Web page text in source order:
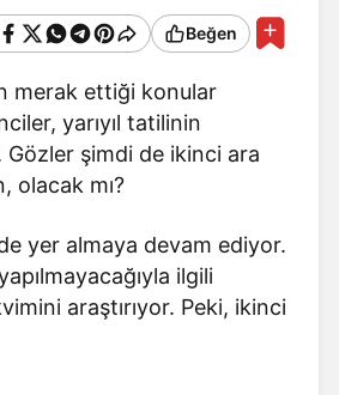
Beğen
merak ettiği konular
yarıyıl tatilinin
Gözler şimdi de ikinci ara
olacak mı?
yer almaya devam ediyor.
ilgili
araştırıyor. Peki, ikinci